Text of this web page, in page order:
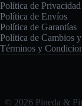
Política de Privacidad
Política de Envíos
Política de Garantías
Política de Cambios
Términos y
© 2026 Pineda &